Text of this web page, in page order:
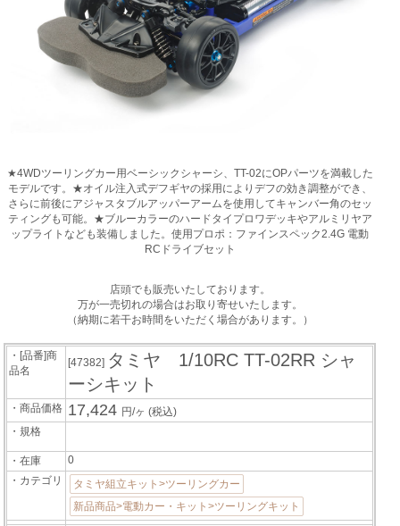
★4WDツーリングカー用ベーシックシャーシ、TT-02にOPパーツを満載した
モデルです。★オイル注入式デフギヤの採用によりデフの効き調整ができ、
さらに前後にアジャスタブルアッパーアームを使用してキャンバー角のセッ
ティングも可能。★ブルーカラーのハードタイプロワデッキやアルミリヤア
ップライトなども装備しました。使用プロポ：ファインスペック2.4G 電動
RCドライブセット
店頭でも販売いたしております。
万が一売切れの場合はお取り寄せいたします。
（納期に若干お時間をいただく場合があります。）
・[品番]商
品名
[47382] タミヤ 1/10RC TT-02RR シャ
ーシキット
・商品価格 17,424 円/ヶ(税込)
・規格
・在庫
0
・カテゴリ
タミヤ組立キット>ツーリングカー
新品商品>電動カー・キット>ツーリングキット